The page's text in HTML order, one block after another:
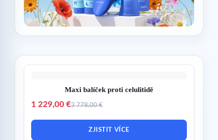
Maxi balíček proti celulitidě
1 229,00 €3 778,00 €
ZJISTIT VÍCE